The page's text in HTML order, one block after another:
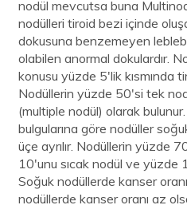
nodül mevcutsa buna
nodülleri tiroid bezi içinde
dokusuna benzemeyen
olabilen anormal dokulardır.
konusu yüzde 5'lik kısmında
Nodüllerin yüzde 50'si tek
(multiple nodül) olarak
bulgularına göre nodüller
üçe ayrılır. Nodüllerin yüzde
10'unu sıcak nodül ve yüzde
Soğuk nodüllerde kanser
nodüllerde kanser oranı az